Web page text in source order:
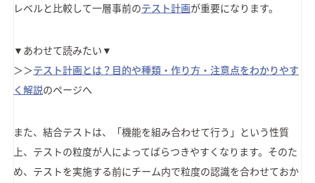
レベルと比較して一層事前のテスト計画が重要になります。
▼あわせて読みたい▼
＞＞テスト計画とは？目的や種類・作り方・注意点をわかりやす
く解説のページへ
また、結合テストは、「機能を組み合わせて行う」という性質
上、テストの粒度が人によってばらつきやすくなります。そのた
め、テストを実施する前にチーム内で粒度の認識を合わせておか